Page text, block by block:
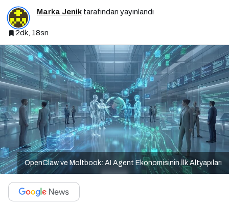
Marka Jenik tarafından yayınlandı
2dk, 18sn
OpenClaw ve Moltbook: AI Agent Ekonomisinin İlk Altyapıları